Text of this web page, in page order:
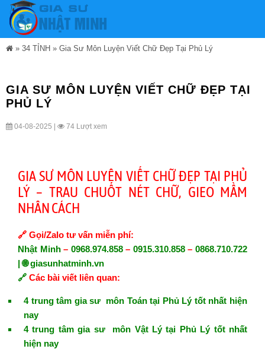
» 34 TỈNH » Gia Sư Môn Luyện Viết Chữ Đẹp Tại Phủ Lý
GIA SƯ MÔN LUYỆN VIẾT CHỮ ĐẸP TẠI
PHỦ LÝ
04-08-2025 | 74 Lượt xem
GIA SƯ MÔN LUYỆN VIẾT CHỮ ĐẸP TẠI PHỦ
LÝ – TRAU CHUỐT NÉT CHỮ, GIEO MẦM
NHÂN CÁCH
🔗 Gọi/Zalo tư vấn miễn phí:
Nhật Minh– 0968.974.858– 0915.310.858– 0868.710.722
| 🌐giasunhatminh.vn
🔗 Các bài viết liên quan:
4 trung tâm gia sư môn Toán tại Phủ Lý tốt nhất hiện
nay
4 trung tâm gia sư môn Vật Lý tại Phủ Lý tốt nhất
hiện nay